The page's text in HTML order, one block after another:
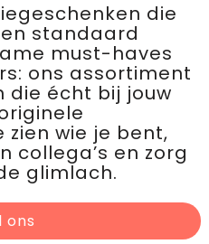
die
standaard
must-haves
ons assortiment
die écht bij jouw
wie je bent,
collega’s en zorg
glimlach.
ons